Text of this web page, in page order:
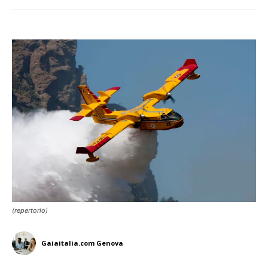
(repertorio)
Gaiaitalia.com Genova